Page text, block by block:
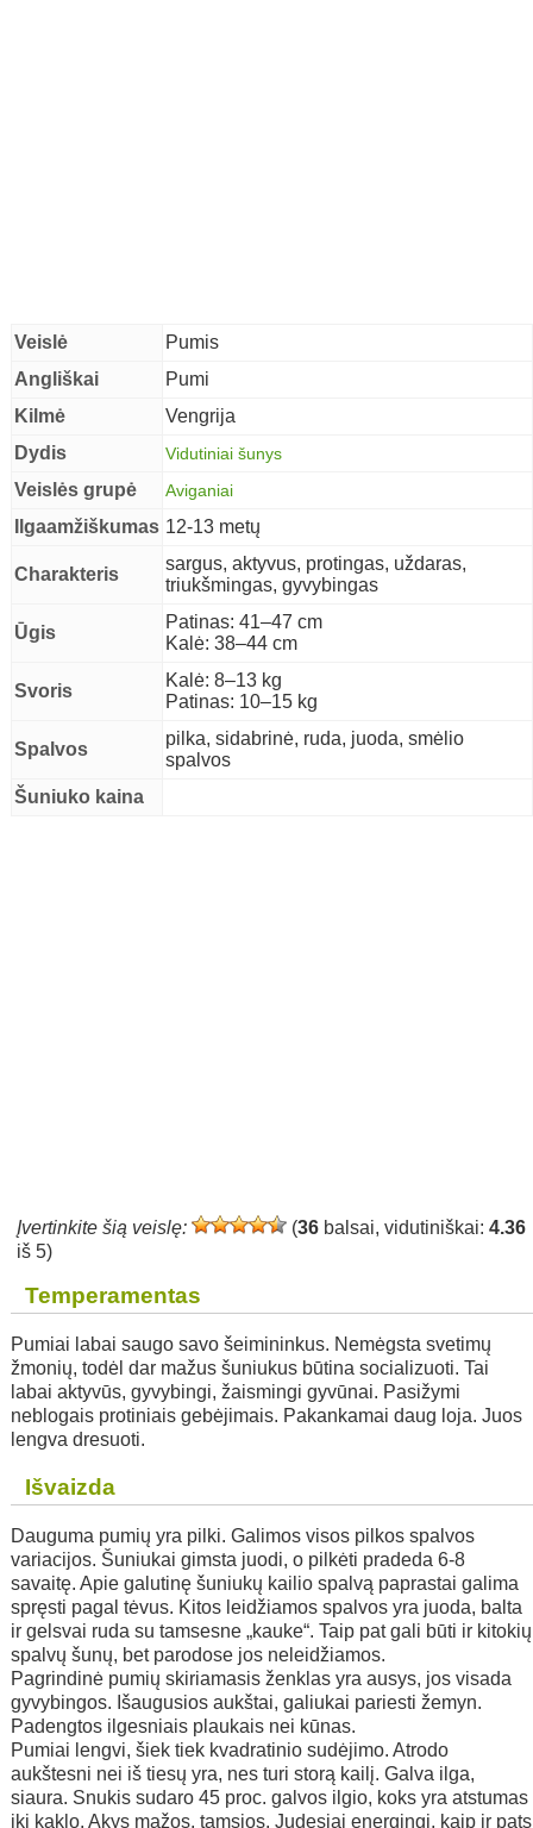
Veislė
Pumis
Angliškai
Pumi
Kilmė
Vengrija
Dydis
Vidutiniai šunys
Veislės grupė Aviganiai
Ilgaamžiškumas 12-13 metų
Charakteris
sargus, aktyvus, protingas, uždaras,
triukšmingas, gyvybingas
Ūgis
Patinas: 41–47 cm
Kalė: 38–44 cm
Svoris
Kalė: 8–13 kg
Patinas: 10–15 kg
Spalvos
pilka, sidabrinė, ruda, juoda, smėlio
spalvos
Šuniuko kaina
Įvertinkite šią veislę: (36 balsai, vidutiniškai:4.36
iš 5)
Temperamentas
Pumiai labai saugo savo šeimininkus. Nemėgsta svetimų
žmonių, todėl dar mažus šuniukus būtina socializuoti. Tai
labai aktyvūs, gyvybingi, žaismingi gyvūnai. Pasižymi
neblogais protiniais gebėjimais. Pakankamai daug loja. Juos
lengva dresuoti.
Išvaizda
Dauguma pumių yra pilki. Galimos visos pilkos spalvos
variacijos. Šuniukai gimsta juodi, o pilkėti pradeda 6-8
savaitę. Apie galutinę šuniukų kailio spalvą paprastai galima
spręsti pagal tėvus. Kitos leidžiamos spalvos yra juoda, balta
ir gelsvai ruda su tamsesne „kauke“. Taip pat gali būti ir kitokių
spalvų šunų, bet parodose jos neleidžiamos.
Pagrindinė pumių skiriamasis ženklas yra ausys, jos visada
gyvybingos. Išaugusios aukštai, galiukai pariesti žemyn.
Padengtos ilgesniais plaukais nei kūnas.
Pumiai lengvi, šiek tiek kvadratinio sudėjimo. Atrodo
aukštesni nei iš tiesų yra, nes turi storą kailį. Galva ilga,
siaura. Snukis sudaro 45 proc. galvos ilgio, koks yra atstumas
iki kaklo. Akys mažos, tamsios. Judesiai energingi, kaip ir pats